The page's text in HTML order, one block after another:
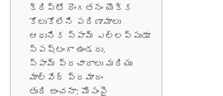
క్రిప్టో దొంగతనం యొక్క
కోలుకోలేని పరిణామాలు
ఆధునిక స్పామ్ ఎల్లప్పుడూ
స్పష్టంగా ఉండదు.
స్పామ్ ప్రచారాలు మరియు
మాల్వేర్ ప్రమాదం
తుది అంచనా: మోసంపై